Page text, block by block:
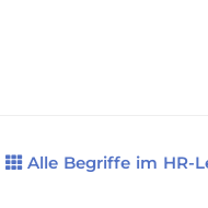
Alle Begriffe im HR-